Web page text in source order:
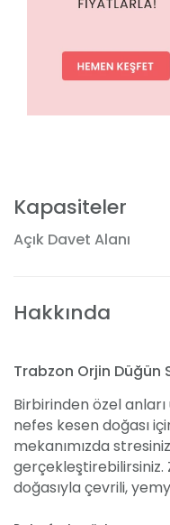
Kapasiteler
Açık Davet Alanı
Hakkında
Trabzon Orjin Düğün
Birbirinden özel
nefes kesen doğası
mekanımızda
gerçekleştirebilirsiniz.
doğasıyla çevrili,